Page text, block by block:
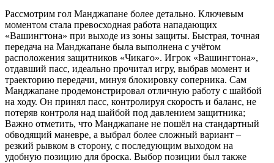
Рассмотрим гол Манджапане более детально. Ключевым
моментом стала превосходная работа нападающих
«Вашингтона» при выходе из зоны защиты. Быстрая, точная
передача на Манджапане была выполнена с учётом
расположения защитников «Чикаго». Игрок «Вашингтона»,
отдавший пасс, идеально прочитал игру, выбрав момент и
траекторию передачи, минуя блокировку соперника. Сам
Манджапане продемонстрировал отличную работу с шайбой
на ходу. Он принял пасс, контролируя скорость и баланс, не
потеряв контроля над шайбой под давлением защитника;
Важно отметить, что Манджапане не пошёл на стандартный
обводящий маневре, а выбрал более сложный вариант –
резкий рывком в сторону, с последующим выходом на
удобную позицию для броска. Выбор позиции был также